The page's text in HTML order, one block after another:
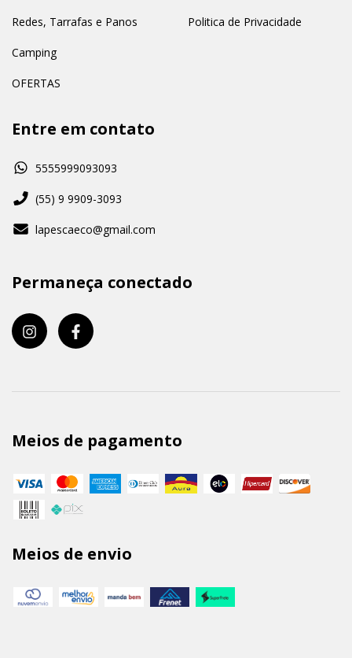
Redes, Tarrafas e Panos
Camping
OFERTAS
Politica de Privacidade
Entre em contato
5555999093093
(55) 9 9909-3093
lapescaeco@gmail.com
Permaneça conectado
Meios de pagamento
Meios de envio